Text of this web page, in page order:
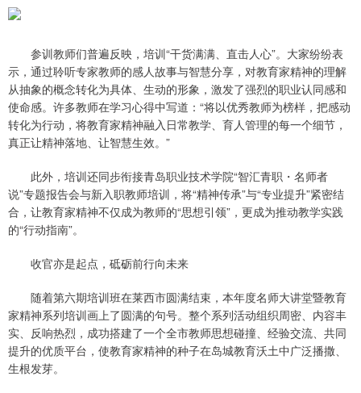
参训教师们普遍反映，培训“干货满满、直击人心”。大家纷纷表
示，通过聆听专家教师的感人故事与智慧分享，对教育家精神的理解
从抽象的概念转化为具体、生动的形象，激发了强烈的职业认同感和
使命感。许多教师在学习心得中写道：“将以优秀教师为榜样，把感动
转化为行动，将教育家精神融入日常教学、育人管理的每一个细节，
真正让精神落地、让智慧生效。”
此外，培训还同步衔接青岛职业技术学院“智汇青职・名师者
说”专题报告会与新入职教师培训，将“精神传承”与“专业提升”紧密结
合，让教育家精神不仅成为教师的“思想引领”，更成为推动教学实践
的“行动指南”。
收官亦是起点，砥砺前行向未来
随着第六期培训班在莱西市圆满结束，本年度名师大讲堂暨教育
家精神系列培训画上了圆满的句号。整个系列活动组织周密、内容丰
实、反响热烈，成功搭建了一个全市教师思想碰撞、经验交流、共同
提升的优质平台，使教育家精神的种子在岛城教育沃土中广泛播撒、
生根发芽。